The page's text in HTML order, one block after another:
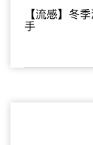
【流感】冬
手